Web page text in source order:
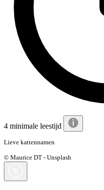
4 minimale leestijd
Lieve kattennamen
© Maurice DT - Unsplash